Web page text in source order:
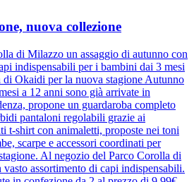
nuova collezione
di Milazzo un assaggio di autunno con
indispensabili per i bambini dai 3 mesi
Okaidi per la nuova stagione Autunno
a 12 anni sono già arrivate in
propone un guardaroba completo
pantaloni regolabili grazie ai
t-shirt con animaletti, proposte nei toni
scarpe e accessori coordinati per
Al negozio del Parco Corolla di
assortimento di capi indispensabili.